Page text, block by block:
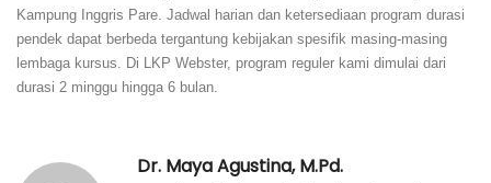
Kampung Inggris Pare. Jadwal harian dan ketersediaan program durasi
pendek dapat berbeda tergantung kebijakan spesifik masing-masing
lembaga kursus. Di LKP Webster, program reguler kami dimulai dari
durasi 2 minggu hingga 6 bulan.
Dr. Maya Agustina, M.Pd.